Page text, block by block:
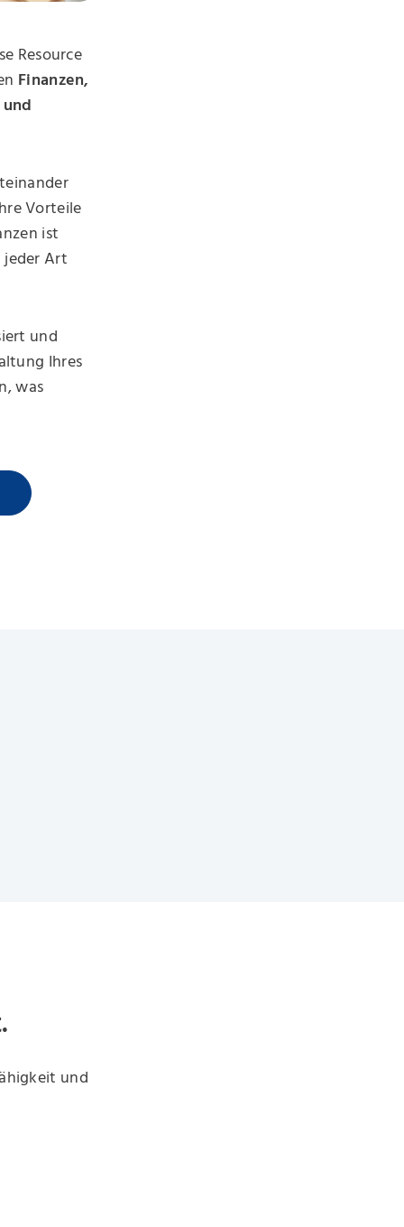
Resource
Finanzen,
Vorteile
ist
jeder Art
und
Ihres
was
und